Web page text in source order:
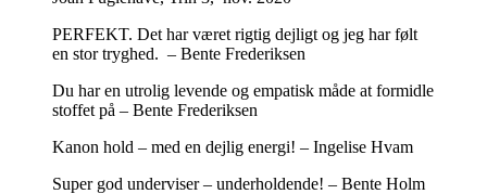
PERFEKT. Det har været rigtig dejligt og jeg har følt
en stor tryghed. – Bente Frederiksen
Du har en utrolig levende og empatisk måde at formidle
stoffet på – Bente Frederiksen
Kanon hold – med en dejlig energi! – Ingelise Hvam
Super god underviser – underholdende! – Bente Holm